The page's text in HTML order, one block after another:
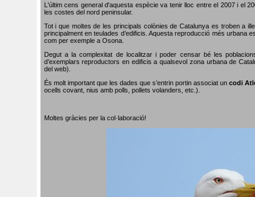
L'últim cens general d'aquesta espècie va tenir lloc entre el 2007 i el
les costes del nord peninsular.
Tot i que moltes de les principals colònies de Catalunya es troben a
principalment en teulades d’edificis. Aquesta reproducció més urbana
com per exemple a Osona.
Degut a la complexitat de localitzar i poder censar bé les
d’exemplars reproductors en edificis a qualsevol zona urbana de
del web).
És molt important que les dades que s’entrin portin associat un codi
ocells covant, nius amb polls, pollets volanders, etc.).
Moltes gràcies per la col·laboració!